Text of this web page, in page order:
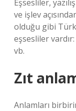
Eşsesliler,
ve işlev
olduğu gibi
eşsesliler
vb.
Zıt
Anlamları